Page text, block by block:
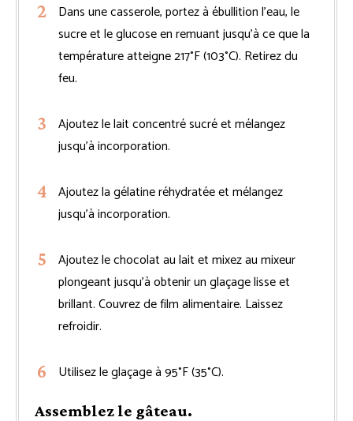
Dans une casserole, portez à ébullition l’eau, le
sucre et le glucose en remuant jusqu’à ce que la
température atteigne 217°F (103°C). Retirez du
feu.
Ajoutez le lait concentré sucré et mélangez
jusqu’à incorporation.
Ajoutez la gélatine réhydratée et mélangez
jusqu’à incorporation.
Ajoutez le chocolat au lait et mixez au mixeur
plongeant jusqu’à obtenir un glaçage lisse et
brillant. Couvrez de film alimentaire. Laissez
refroidir.
Utilisez le glaçage à 95°F (35°C).
Assemblez le gâteau.